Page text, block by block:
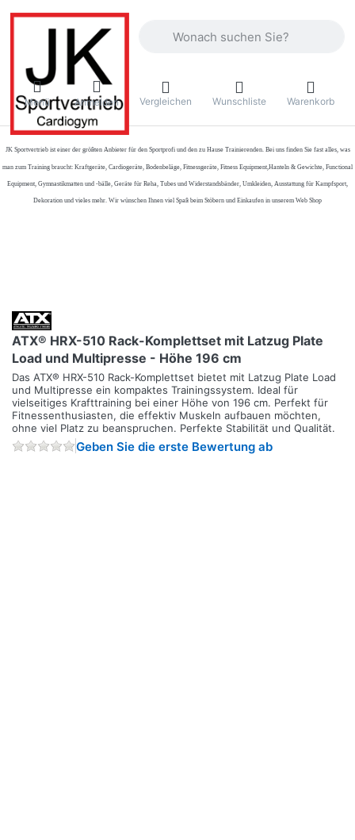
Menü Anmelden Vergleichen Wunschliste Warenkorb
JK Sportvertrieb ist einer der größten Anbieter für den Sportprofi und den zu Hause Trainierenden. Bei uns finden Sie fast alles, was
man zum Training braucht: Kraftgeräte, Cardiogeräte, Bodenbeläge, Fitnessgeräte, Fitness Equipment,Hanteln & Gewichte, Functional
Equipment, Gymnastikmatten und -bälle, Geräte für Reha, Tubes und Widerstandsbänder, Umkleiden, Ausstattung für Kampfsport,
Dekoration und vieles mehr. Wir wünschen Ihnen viel Spaß beim Stöbern und Einkaufen in unserem Web Shop
ATX® HRX-510 Rack-Komplettset mit Latzug Plate
Load und Multipresse - Höhe 196 cm
Das ATX® HRX-510 Rack-Komplettset bietet mit Latzug Plate Load
und Multipresse ein kompaktes Trainingssystem. Ideal für
vielseitiges Krafttraining bei einer Höhe von 196 cm. Perfekt für
Fitnessenthusiasten, die effektiv Muskeln aufbauen möchten,
ohne viel Platz zu beanspruchen. Perfekte Stabilität und Qualität.
Geben Sie die erste Bewertung ab